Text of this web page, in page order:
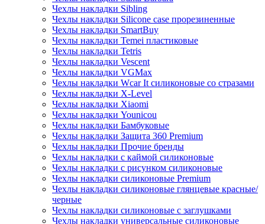
Чехлы накладки Sibling
Чехлы накладки Silicone case прорезиненные
Чехлы накладки SmartBuy
Чехлы накладки Temei пластиковые
Чехлы накладки Tetris
Чехлы накладки Vescent
Чехлы накладки VGMax
Чехлы накладки Wcar It силиконовые со стразами
Чехлы накладки X-Level
Чехлы накладки Xiaomi
Чехлы накладки Younicou
Чехлы накладки Бамбуковые
Чехлы накладки Защита 360 Premium
Чехлы накладки Прочие бренды
Чехлы накладки с каймой силиконовые
Чехлы накладки с рисунком силиконовые
Чехлы накладки силиконовые Premium
Чехлы накладки силиконовые глянцевые красные/
черные
Чехлы накладки силиконовые с заглушками
Чехлы накладки универсальные силиконовые